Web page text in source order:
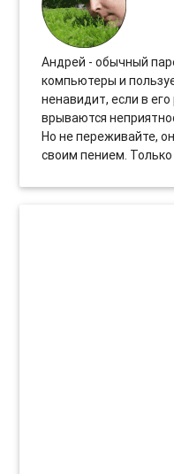
Андрей - обычный
компьютеры и
ненавидит, если в
врываются
Но не переживайте,
своим пением. Только